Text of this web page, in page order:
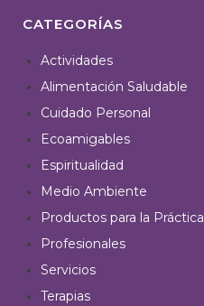
CATEGORÍAS
Actividades
Alimentación Saludable
Cuidado Personal
Ecoamigables
Espiritualidad
Medio Ambiente
Productos para la Práctica
Profesionales
Servicios
Terapias